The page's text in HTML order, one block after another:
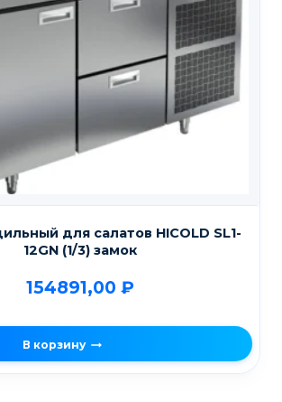
для салатов HICOLD SL1-
12GN (1/3) замок
154891,00 ₽
В корзину